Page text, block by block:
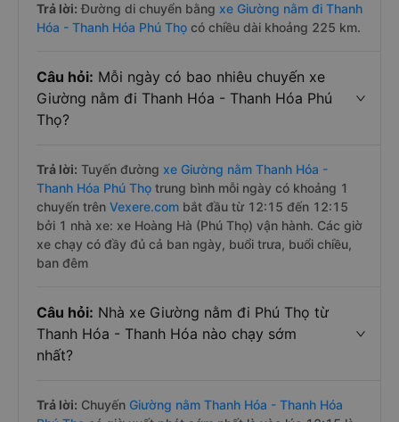
Trả lời: Đường di chuyển bằng xe Giường nằm đi Thanh
Hóa - Thanh Hóa Phú Thọ có chiều dài khoảng 225 km.
Câu hỏi: Mỗi ngày có bao nhiêu chuyến xe
Giường nằm đi Thanh Hóa - Thanh Hóa Phú
Thọ?
Trả lời: Tuyến đường xe Giường nằm Thanh Hóa -
Thanh Hóa Phú Thọ trung bình mỗi ngày có khoảng 1
chuyến trên Vexere.com bắt đầu từ 12:15 đến 12:15
bởi 1 nhà xe: xe Hoàng Hà (Phú Thọ) vận hành. Các giờ
xe chạy có đầy đủ cả ban ngày, buổi trưa, buổi chiều,
ban đêm
Câu hỏi: Nhà xe Giường nằm đi Phú Thọ từ
Thanh Hóa - Thanh Hóa nào chạy sớm
nhất?
Trả lời: Chuyến Giường nằm Thanh Hóa - Thanh Hóa